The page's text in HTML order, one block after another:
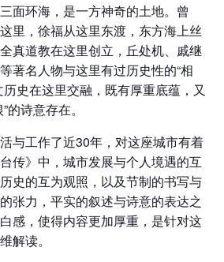
面环海，是一方神奇的土地。曾
里，徐福从这里东渡，东方海上丝
真道教在这里创立，丘处机、戚继
著名人物与这里有过历史性的“相
史在这里交融，既有厚重底蕴，又
的诗意存在。
与工作了近30年，对这座城市有着
传》中，城市发展与个人境遇的互
史的互为观照，以及节制的书写与
张力，平实的叙述与诗意的表达之
感，使得内容更加厚重，是针对这
解读。